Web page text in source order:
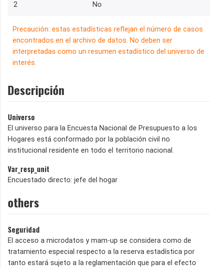
2 No
Precaución: estas estadísticas reflejan el número de casos
encontrados en el archivo de datos. No deben ser
interpretadas como un resumen estadístico del universo de
interés.
Descripción
Universo
El universo para la Encuesta Nacional de Presupuesto a los
Hogares está conformado por la población civil no
institucional residente en todo el territorio nacional.
Var_resp_unit
Encuestado directo: jefe del hogar
others
Seguridad
El acceso a microdatos y mam-up se considera como de
tratamiento especial respecto a la reserva estadística por
tanto estará sujeto a la reglamentación que para el efecto